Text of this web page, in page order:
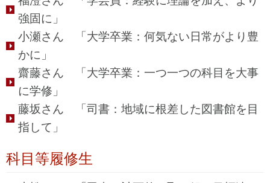
強固に」
小瀬さん 「大学卒業：何気ない日常がより豊
かに」
齋藤さん 「大学卒業：一つ一つの科目を大事
に学修」
藤坂さん 「司書：地域に根差した図書館を目
指して」
科目等履修生